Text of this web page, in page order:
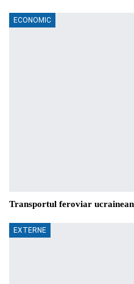
ECONOMIC
Transportul feroviar
EXTERNE